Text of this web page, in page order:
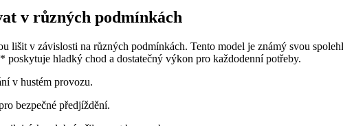
v různých podmínkách
lišit v závislosti na různých podmínkách. Tento model je známý svou
hladký chod a dostatečný výkon pro každodenní potřeby.
v hustém provozu.
bezpečné předjíždění.